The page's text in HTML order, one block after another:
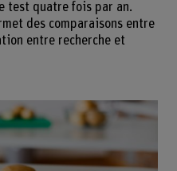
test quatre fois par an.
des comparaisons entre
entre recherche et